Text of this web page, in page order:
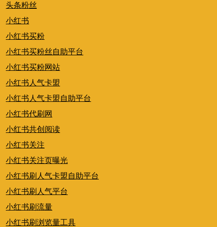
头条粉丝
小红书
小红书买粉
小红书买粉丝自助平台
小红书买粉网站
小红书人气卡盟
小红书人气卡盟自助平台
小红书代刷网
小红书共创阅读
小红书关注
小红书关注页曝光
小红书刷人气卡盟自助平台
小红书刷人气平台
小红书刷流量
小红书刷浏览量工具